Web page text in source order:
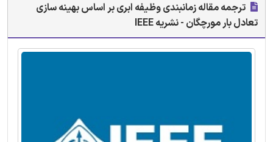
ترجمه مقاله زمانبندی وظیفه ابری بر اساس بهینه سازی
تعادل بار مورچگان - نشریه IEEE